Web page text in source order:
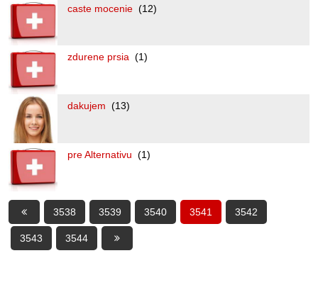
caste mocenie (12)
zdurene prsia (1)
dakujem (13)
pre Alternativu (1)
3538 3539 3540 3541 3542
3543 3544